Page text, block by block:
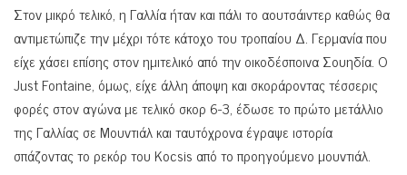
Στον μικρό τελικό, η Γαλλία ήταν και πάλι το αουτσάιντερ καθώς θα
αντιμετώπιζε την μέχρι τότε κάτοχο του τροπαίου Δ. Γερμανία που
είχε χάσει επίσης στον ημιτελικό από την οικοδέσποινα Σουηδία. Ο
Just Fontaine, όμως, είχε άλλη άποψη και σκοράροντας τέσσερις
φορές στον αγώνα με τελικό σκορ 6-3, έδωσε το πρώτο μετάλλιο
της Γαλλίας σε Μουντιάλ και ταυτόχρονα έγραψε ιστορία
σπάζοντας το ρεκόρ του Kocsis από το προηγούμενο μουντιάλ.